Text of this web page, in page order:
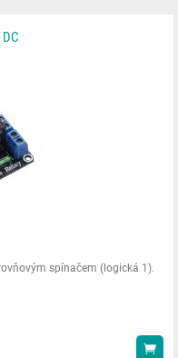
spínačem (logická 1).